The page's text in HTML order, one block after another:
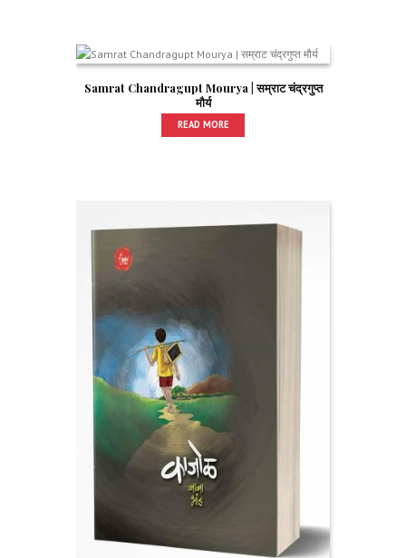
Samrat Chandragupt Mourya | सम्राट चंद्रगुप्त
मौर्य
READ MORE